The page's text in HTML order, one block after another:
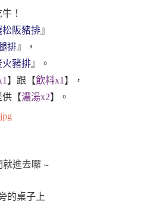
！
松阪豬排』
排』，
火豬排』。
】跟【飲料x1 】，
供【濃湯x2】。
進去囉 ~
的桌子上